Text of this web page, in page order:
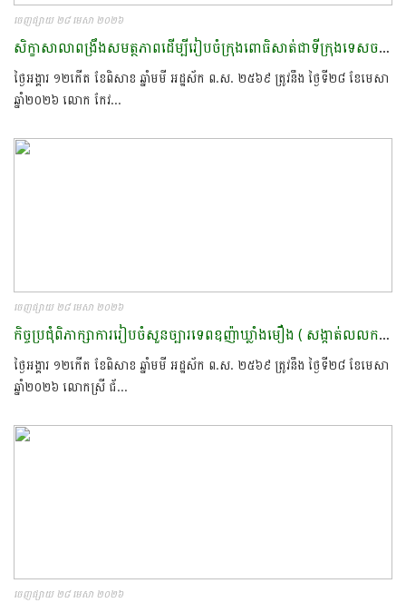
ចេញផ្សាយ ២៨ មេសា ២០២៦
សិក្ខាសាលាពង្រឹងសមត្ថភាពដើម្បីរៀបចំក្រុងពោធិសាត់ជាទីក្រុងទេសចរណ៍គ្មានផ្សែងបារី​
ថ្ងៃអង្គារ ១២កើត ខែពិសាខ ឆ្នាំមមី អដ្ឋស័ក ព.ស. ២៥៦៩ ត្រូវនឹង ថ្ងៃទី២៨ ខែមេសា
ឆ្នាំ២០២៦​ លោក​ កែវ​...
ចេញផ្សាយ ២៨ មេសា ២០២៦
កិច្ចប្រជុំពិភាក្សាការរៀបចំសួនច្បារទេពឧញ៉ាឃ្លាំងមឿង ( សង្កាត់លលកស )​
ថ្ងៃអង្គារ ១២កើត ខែពិសាខ ឆ្នាំមមី អដ្ឋស័ក ព.ស. ២៥៦៩ ត្រូវនឹង ថ្ងៃទី២៨ ខែមេសា
ឆ្នាំ២០២៦​ លោកស្រី​ ជ័...
ចេញផ្សាយ ២៨ មេសា ២០២៦